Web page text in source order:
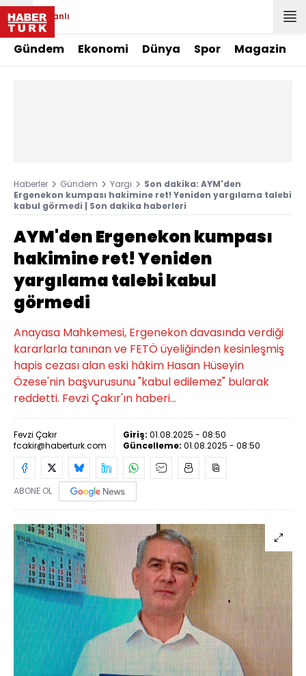
Canlı
Gündem Ekonomi Dünya Spor Magazin
Haberler Gündem Yargı
Son dakika: AYM'den
Ergenekon kumpası hakimine ret! Yeniden yargılama talebi
kabul görmedi | Son dakika haberleri
AYM'den Ergenekon kumpası
hakimine ret! Yeniden
yargılama talebi kabul
görmedi
Anayasa Mahkemesi, Ergenekon davasında verdiği
kararlarla tanınan ve FETÖ üyeliğinden kesinleşmiş
hapis cezası alan eski hâkim Hasan Hüseyin
Özese'nin başvurusunu "kabul edilemez" bularak
reddetti. Fevzi Çakır'ın haberi...
Fevzi Çakır
fcakir@haberturk.com
Giriş: 01.08.2025 - 08:50
Güncelleme: 01.08.2025 - 08:50
ABONE OL